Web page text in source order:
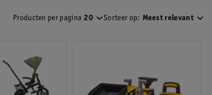
Producten per pagina 20 Sorteer op: Meest relevant